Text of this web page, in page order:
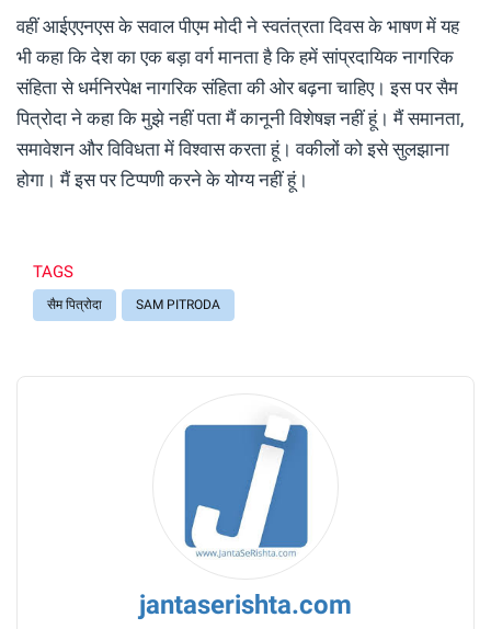
वहीं आईएएनएस के सवाल पीएम मोदी ने स्वतंत्रता दिवस के भाषण में यह
भी कहा कि देश का एक बड़ा वर्ग मानता है कि हमें सांप्रदायिक नागरिक
संहिता से धर्मनिरपेक्ष नागरिक संहिता की ओर बढ़ना चाहिए। इस पर सैम
पित्रोदा ने कहा कि मुझे नहीं पता मैं कानूनी विशेषज्ञ नहीं हूं। मैं समानता,
समावेशन और विविधता में विश्वास करता हूं। वकीलों को इसे सुलझाना
होगा। मैं इस पर टिप्पणी करने के योग्य नहीं हूं।
TAGS
सैम पित्रोदा SAM PITRODA
jantaserishta.com